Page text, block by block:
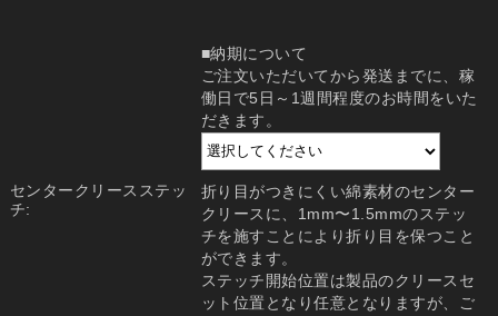
■納期について
ご注文いただいてから発送までに、稼
働日で5日～1週間程度のお時間をいた
だきます。
センタークリースステッ
チ:
折り目がつきにくい綿素材のセンター
クリースに、1mm〜1.5mmのステッ
チを施すことにより折り目を保つこと
ができます。
ステッチ開始位置は製品のクリースセ
ット位置となり任意となりますが、ご